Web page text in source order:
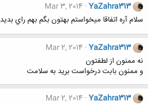
YaZahra313
Mar 3, 2014
سلام آره اتفاقا ميخواستم بهتون بگم بهم راي بديد
YaZahra313
Mar 2, 2014
نه ممنون از لطفتون
و ممنون بابت درخواست برید به سلامت
YaZahra313
Mar 2, 2014